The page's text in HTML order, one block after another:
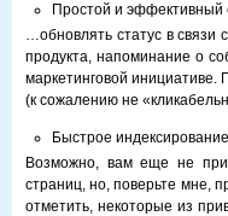
Простой и эффективный
…обновлять статус в связи
продукта, напоминание о
маркетинговой инициативе.
(к сожалению не
Быстрое
Возможно, вам еще не
страниц, но, поверьте мне,
отметить, некоторые из